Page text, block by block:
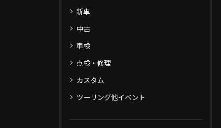
新車
中古
車検
点検・修理
カスタム
ツーリング他イベント